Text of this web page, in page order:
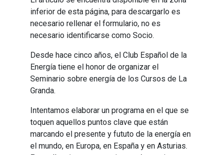
inferior de esta página, para descargarlo es
necesario rellenar el formulario, no es
necesario identificarse como Socio.
Desde hace cinco años, el Club Español de la
Energía tiene el honor de organizar el
Seminario sobre energía de los Cursos de La
Granda.
Intentamos elaborar un programa en el que se
toquen aquellos puntos clave que están
marcando el presente y fututo de la energía en
el mundo, en Europa, en España y en Asturias.